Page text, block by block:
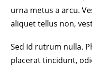
urna metus a arcu.
aliquet tellus non,
Sed id rutrum nulla.
placerat tincidunt,